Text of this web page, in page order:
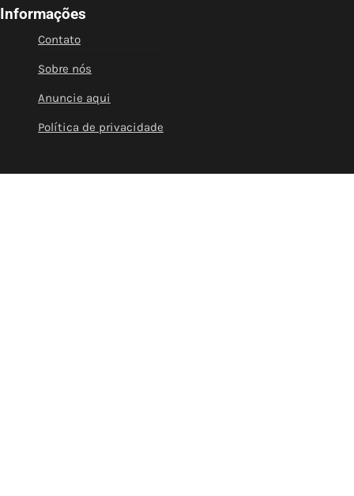
Informações
Contato
Sobre nós
Anuncie aqui
Política de privacidade